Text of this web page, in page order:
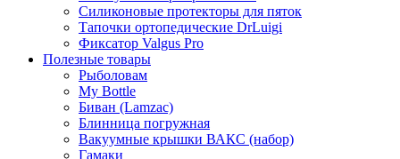
Силиконовые протекторы для пяток
Тапочки ортопедические DrLuigi
Фиксатор Valgus Pro
Полезные товары
Рыболовам
My Bottle
Биван (Lamzac)
Блинница погружная
Вакуумные крышки ВАКС (набор)
Гамаки